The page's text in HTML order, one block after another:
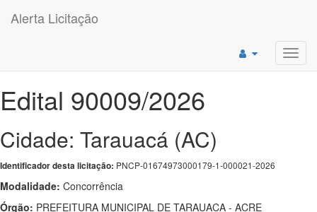
Alerta Licitação
Edital 90009/2026
Cidade: Tarauacá (AC)
Identificador desta licitação: PNCP-01674973000179-1-000021-2026
Modalidade: Concorrência
Órgão: PREFEITURA MUNICIPAL DE TARAUACA - ACRE